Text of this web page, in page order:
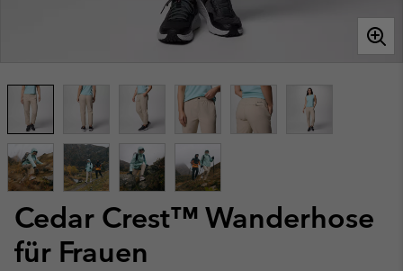
Cedar Crest™ Wanderhose
für Frauen